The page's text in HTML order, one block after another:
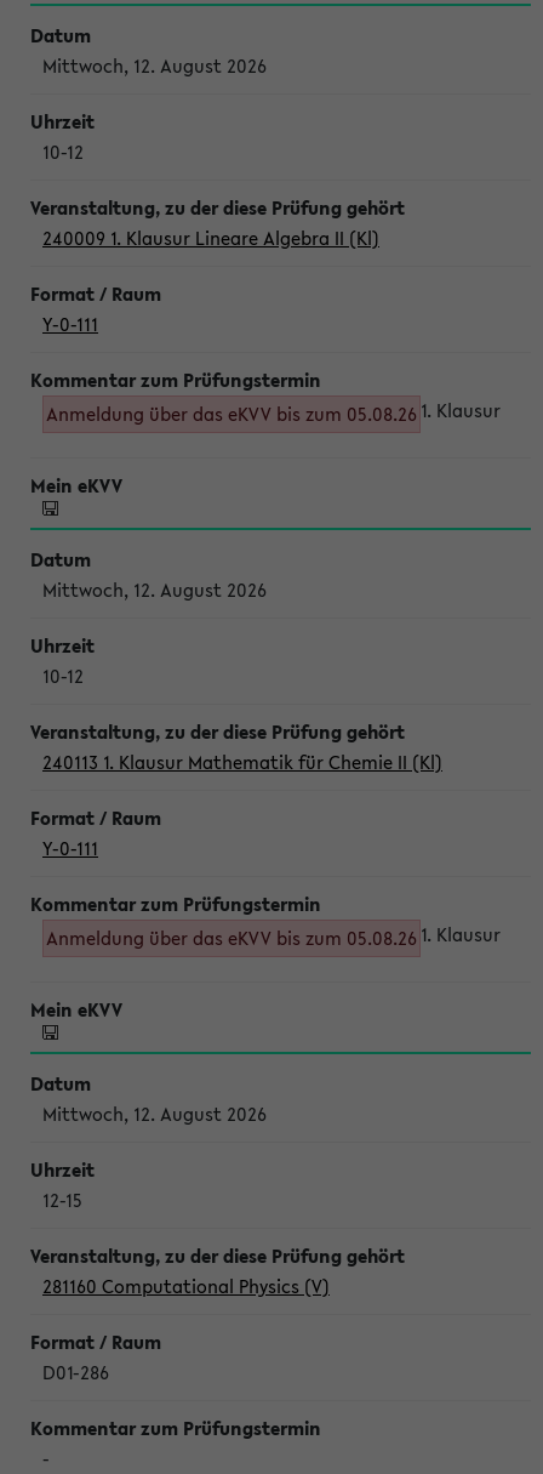
Mittwoch, 12. August 2026
10-12
240009 1. Klausur Lineare Algebra II (Kl)
Y-0-111
Anmeldung über das eKVV bis zum 05.08.26 1. Klausur
Mittwoch, 12. August 2026
10-12
240113 1. Klausur Mathematik für Chemie II (Kl)
Y-0-111
Anmeldung über das eKVV bis zum 05.08.26 1. Klausur
Mittwoch, 12. August 2026
12-15
281160 Computational Physics (V)
D01-286
-